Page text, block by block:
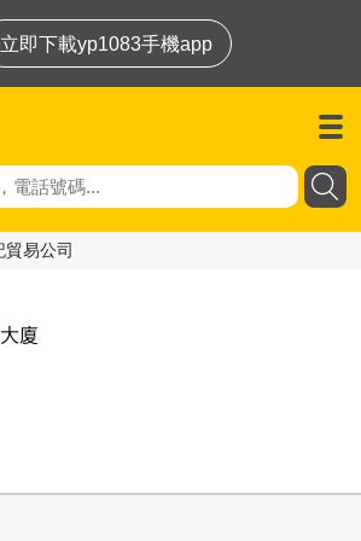
立即下載yp1083手機app
易公司
廈